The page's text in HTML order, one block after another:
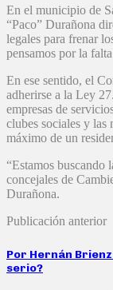
En el municipio de
“Paco” Durañona
legales para frenar
pensamos por la
En ese sentido, el
adherirse a la Ley
empresas de
clubes sociales y las
máximo de un
“Estamos buscando
concejales de
Durañona.
Publicación anterior
Por Hernán
serio?